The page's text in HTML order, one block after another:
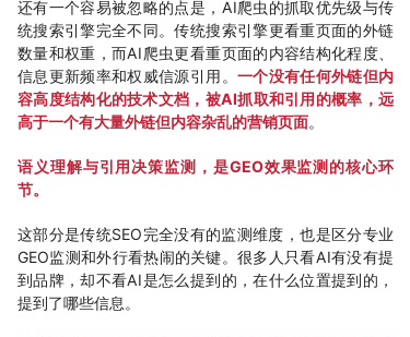
还有一个容易被忽略的点是，AI爬虫的抓取优先级与传
统搜索引擎完全不同。传统搜索引擎更看重页面的外链
数量和权重，而AI爬虫更看重页面的内容结构化程度、
信息更新频率和权威信源引用。 一个没有任何外链但内
容高度结构化的技术文档，被AI抓取和引用的概率，远
高于一个有大量外链但内容杂乱的营销页面。
语义理解与引用决策监测，是GEO效果监测的核心环
节。
这部分是传统SEO完全没有的监测维度，也是区分专业
GEO监测和外行看热闹的关键。很多人只看AI有没有提
到品牌，却不看AI是怎么提到的，在什么位置提到的，
提到了哪些信息。